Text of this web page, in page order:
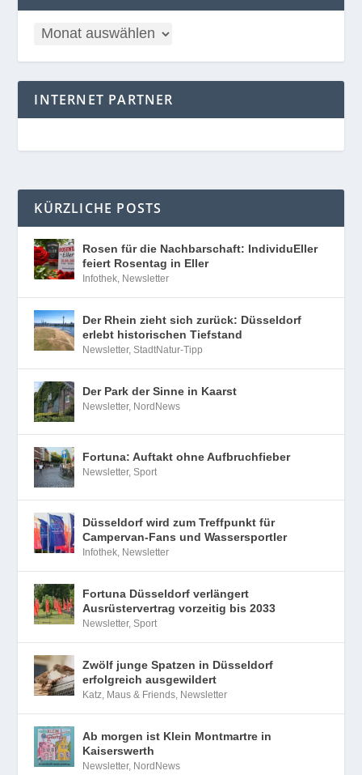
INTERNET PARTNER
KÜRZLICHE POSTS
Rosen für die Nachbarschaft: IndividuEller
feiert Rosentag in Eller
Infothek, Newsletter
Der Rhein zieht sich zurück: Düsseldorf
erlebt historischen Tiefstand
Newsletter,StadtNatur-Tipp
Der Park der Sinne in Kaarst
Newsletter, NordNews
Fortuna: Auftakt ohne Aufbruchfieber
Newsletter,Sport
Düsseldorf wird zum Treffpunkt für
Campervan-Fans und Wassersportler
Infothek, Newsletter
Fortuna Düsseldorf verlängert
Ausrüstervertrag vorzeitig bis 2033
Newsletter,Sport
Zwölf junge Spatzen in Düsseldorf
erfolgreich ausgewildert
Katz, Maus & Friends, Newsletter
Ab morgen ist Klein Montmartre in
Kaiserswerth
Newsletter, NordNews